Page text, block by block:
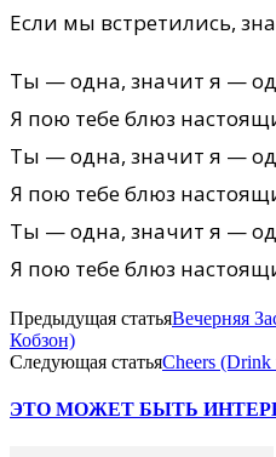
Если мы встретились,
Ты — одна, значит я —
Я пою тебе блюз
Ты — одна, значит я —
Я пою тебе блюз
Ты — одна, значит я —
Я пою тебе блюз
Предыдущая статьяВечерняя
Кобзон)
Следующая статьяCheers (Drink
ЭТО МОЖЕТ БЫТЬ